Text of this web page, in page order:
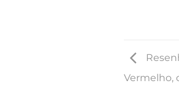
Vermelho,